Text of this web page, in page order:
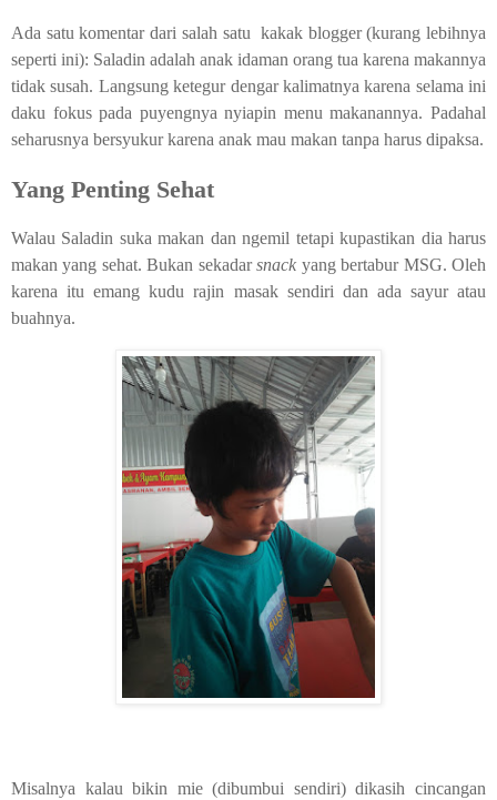
Ada satu komentar dari salah satu kakak blogger (kurang lebihnya
seperti ini): Saladin adalah anak idaman orang tua karena makannya
tidak susah. Langsung ketegur dengar kalimatnya karena selama ini
daku fokus pada puyengnya nyiapin menu makanannya. Padahal
seharusnya bersyukur karena anak mau makan tanpa harus dipaksa.
Yang Penting Sehat
Walau Saladin suka makan dan ngemil tetapi kupastikan dia harus
makan yang sehat. Bukan sekadarsnack yang bertabur MSG. Oleh
karena itu emang kudu rajin masak sendiri dan ada sayur atau
buahnya.
Misalnya kalau bikin mie (dibumbui sendiri) dikasih cincangan